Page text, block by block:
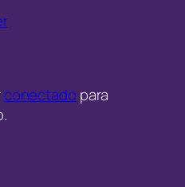
conectado para